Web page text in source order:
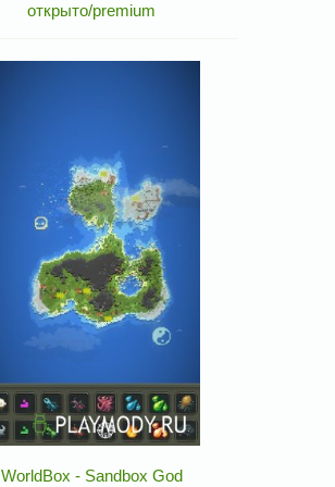
открыто/premium
WorldBox - Sandbox God